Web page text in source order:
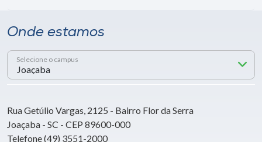
Onde estamos
Selecione o campus
Rua Getúlio Vargas, 2125 - Bairro Flor da Serra
Joaçaba - SC - CEP 89600-000
Telefone (49) 3551-2000